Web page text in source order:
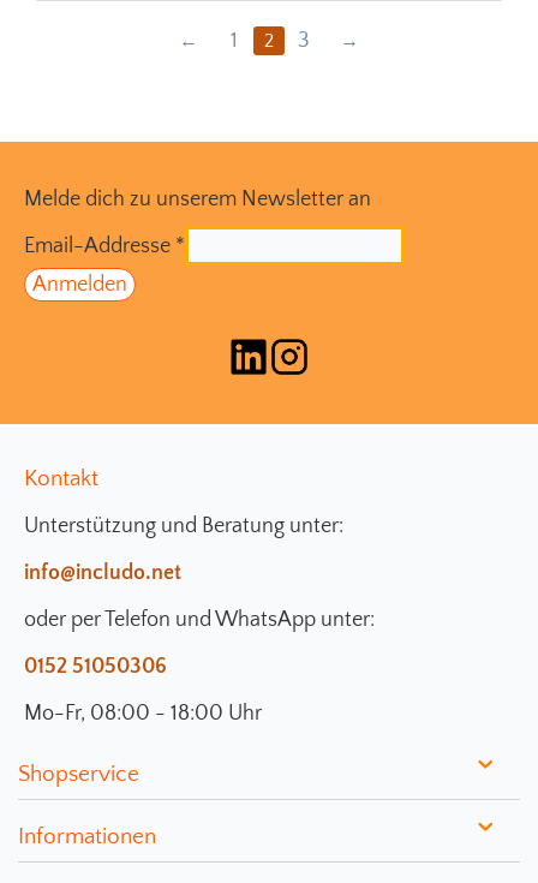
1 2 3
Melde dich zu unserem Newsletter an
Email-Addresse *
Kontakt
Unterstützung und Beratung unter:
info@includo.net
oder per Telefon und WhatsApp unter:
0152 51050306
Mo-Fr, 08:00 - 18:00 Uhr
Shopservice
Informationen